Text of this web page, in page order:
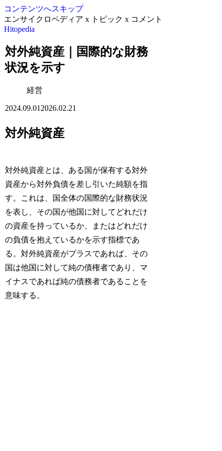
コンテンツへスキップ
エンサイクロペディア x トピック x コメント
Hitopedia
対外純資産｜国際的な財務
状況を示す
経営
2024.09.01 2026.02.21
対外純資産
対外純資産とは、ある国が保有する対外
資産から対外負債を差し引いた純額を指
す。これは、国全体の国際的な財務状況
を表し、その国が他国に対してどれだけ
の資産を持っているか、またはどれだけ
の負債を抱えているかを示す指標であ
る。対外純資産がプラスであれば、その
国は他国に対して純の債権者であり、マ
イナスであれば純の債務者であることを
意味する。